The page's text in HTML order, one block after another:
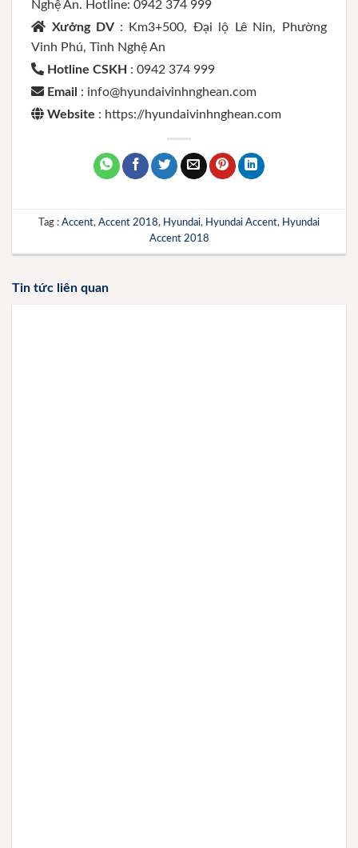
Nghệ An. Hotline: 0942 374 999
Xưởng DV : Km3+500, Đại lộ Lê Nin, Phường
Vinh Phú, Tỉnh Nghệ An
Hotline CSKH : 0942 374 999
Email : info@hyundaivinhnghean.com
Website : https://hyundaivinhnghean.com
Tag : Accent, Accent 2018, Hyundai, Hyundai Accent, Hyundai
Accent 2018
Tin tức liên quan